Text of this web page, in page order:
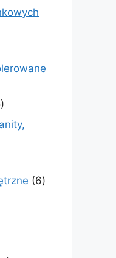
produkt
15
produktów
66